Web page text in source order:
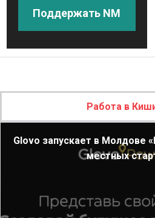
Поддержать NM
Работа в
Glovo запускает в Молдове
местных